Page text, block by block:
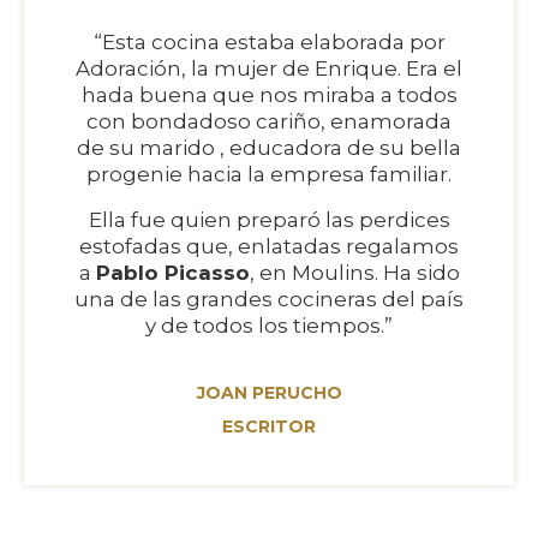
“Esta cocina estaba elaborada por
Adoración, la mujer de Enrique. Era el
hada buena que nos miraba a todos
con bondadoso cariño, enamorada
de su marido , educadora de su bella
progenie hacia la empresa familiar.
Ella fue quien preparó las perdices
estofadas que, enlatadas regalamos
a Pablo Picasso, en Moulins. Ha sido
una de las grandes cocineras del país
y de todos los tiempos.”
JOAN PERUCHO
ESCRITOR